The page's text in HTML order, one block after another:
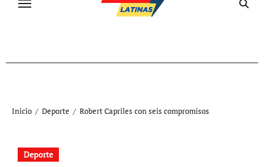
Inicio Deporte Robert Capriles con seis compromisos
Deporte